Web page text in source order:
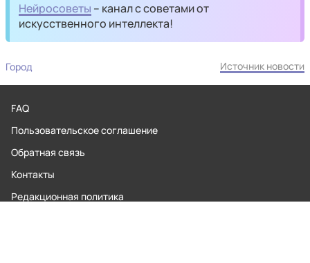
Нейросоветы – канал с советами от
искусственного интеллекта!
Город Источник новости
FAQ
Пользовательское соглашение
Обратная связь
Контакты
Редакционная политика